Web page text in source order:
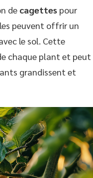
de cagettes pour
peuvent offrir un
le sol. Cette
chaque plant et peut
grandissent et